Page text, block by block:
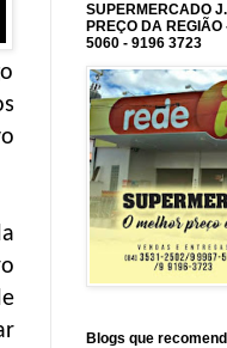
SUPERMERCADO
PREÇO DA
5060 - 9196 3723
Blogs que